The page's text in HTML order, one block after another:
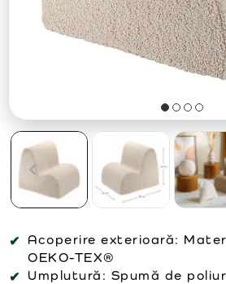
Acoperire exterioară:
OEKO-TEX®
Umplutură: Spumă de